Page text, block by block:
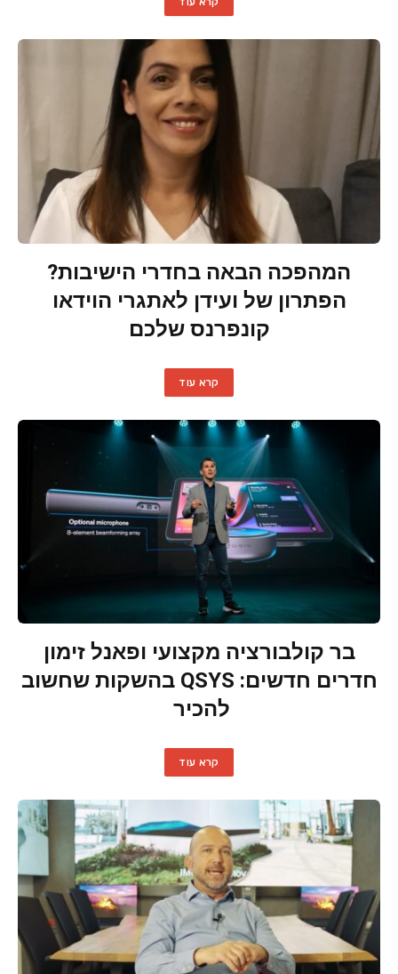
המהפכה הבאה בחדרי הישיבות?
הפתרון של ועידן לאתגרי הוידאו
קונפרנס שלכם
קרא עוד
בר קולבורציה מקצועי ופאנל זימון
חדרים חדשים: QSYS בהשקות שחשוב
להכיר
קרא עוד